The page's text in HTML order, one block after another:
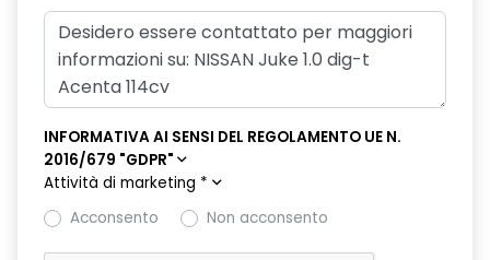
INFORMATIVA AI SENSI DEL REGOLAMENTO UE N.
2016/679 "GDPR"
Attività di marketing *
Acconsento
Non acconsento